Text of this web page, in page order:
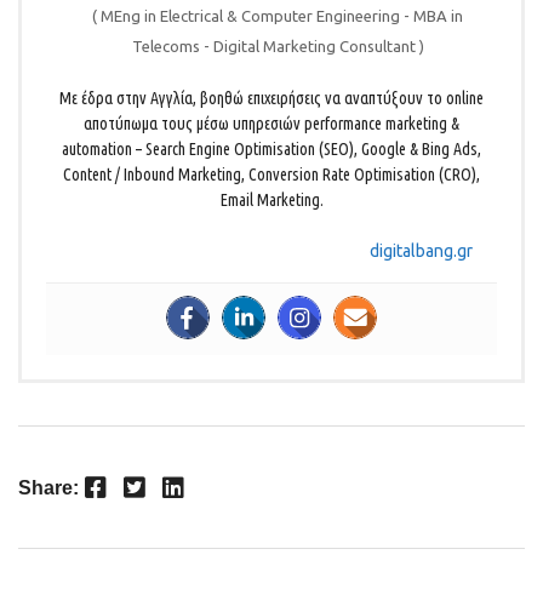
( MEng in Electrical & Computer Engineering - MBA in
Telecoms - Digital Marketing Consultant )
Με έδρα στην Αγγλία, βοηθώ επιχειρήσεις να αναπτύξουν τo online
αποτύπωμα τους μέσω υπηρεσιών performance marketing &
automation – Search Engine Optimisation (SEO), Google & Bing Ads,
Content / Inbound Marketing, Conversion Rate Optimisation (CRO),
Email Marketing.
digitalbang.gr
Share: Facebook Twitter LinkedIn